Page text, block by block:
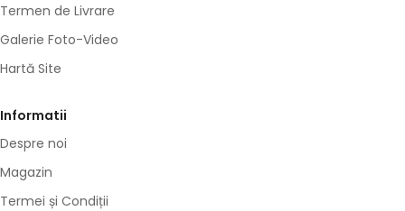
Termen de Livrare
Galerie Foto-Video
Hartă Site
Informatii
Despre noi
Magazin
Termei și Condiții